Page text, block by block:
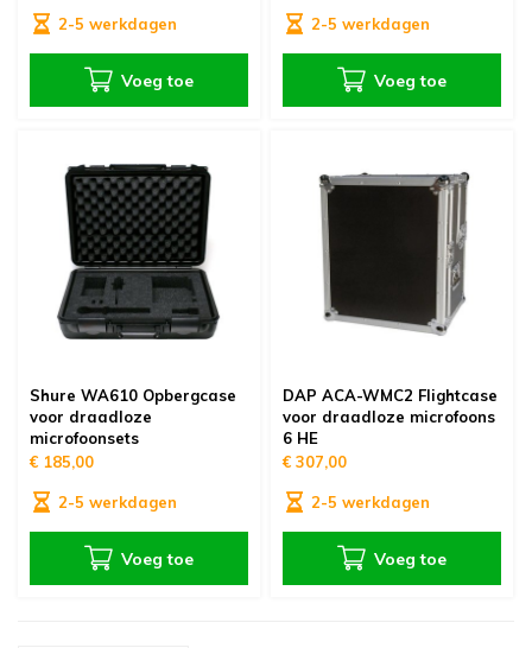
2-5 werkdagen
Voeg toe
2-5 werkdagen
Voeg toe
Shure WA610 Opbergcase
voor draadloze
microfoonsets
€ 185,00
2-5 werkdagen
Voeg toe
DAP ACA-WMC2 Flightcase
voor draadloze microfoons
6 HE
€ 307,00
2-5 werkdagen
Voeg toe